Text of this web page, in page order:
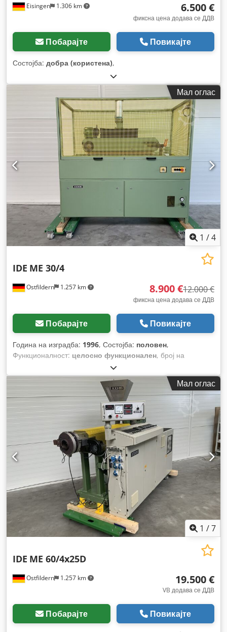
Eisingen 1.306 km 6.500 €
фиксна цена додава се ДДВ
Побарајте Повикајте
Состојба: добра (користена),
Мал оглас
1 /4
Ostfildern 1.257 km
IDE ME 30/4
8.900 €12.000 €
фиксна цена додава се ДДВ
Побарајте Повикајте
Година на изградба: 1996, Состојба: половен,
Функционалност: целосно функционален, број на
Мал оглас
1 /7
Ostfildern 1.257 km
IDE ME 60/4x25D
19.500 €
VB додава се ДДВ
Побарајте Повикајте